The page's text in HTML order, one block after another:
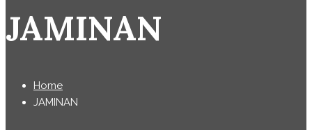
JAMINAN
Home
JAMINAN